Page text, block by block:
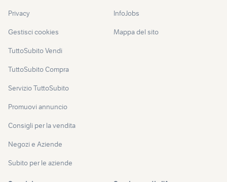
Privacy
Gestisci cookies
TuttoSubito Vendi
TuttoSubito Compra
Servizio TuttoSubito
Promuovi annuncio
Consigli per la vendita
Negozi e Aziende
Subito per le aziende
InfoJobs
Mappa del sito